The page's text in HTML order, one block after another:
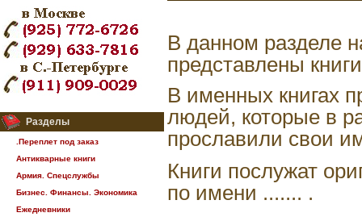
Разделы
.Переплет под заказ
Антикварные книги
Армия. Спецслужбы
Бизнес. Финансы. Экономика
Ежедневники
В данном разделе
представлены
В именных книгах
людей, которые в
прославили свои
Книги послужат
по имени ....... .